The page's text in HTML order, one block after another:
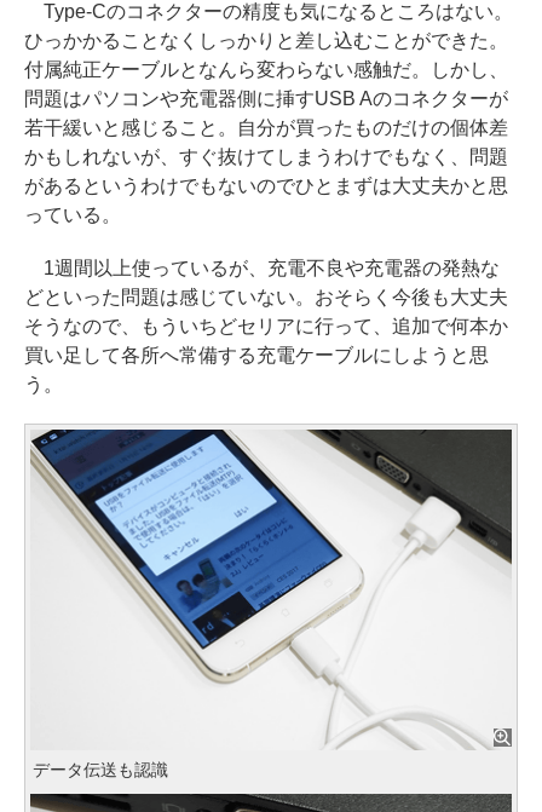
Type-Cのコネクターの精度も気になるところはない。
ひっかかることなくしっかりと差し込むことができた。
付属純正ケーブルとなんら変わらない感触だ。しかし、
問題はパソコンや充電器側に挿すUSB Aのコネクターが
若干緩いと感じること。自分が買ったものだけの個体差
かもしれないが、すぐ抜けてしまうわけでもなく、問題
があるというわけでもないのでひとまずは大丈夫かと思
っている。
1週間以上使っているが、充電不良や充電器の発熱な
どといった問題は感じていない。おそらく今後も大丈夫
そうなので、もういちどセリアに行って、追加で何本か
買い足して各所へ常備する充電ケーブルにしようと思
う。
データ伝送も認識